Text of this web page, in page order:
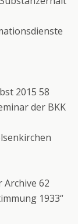
2015 58
der BKK
Archive 62
1933“